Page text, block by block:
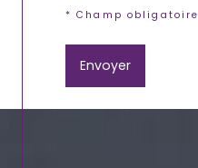
* Champ obligatoire
Envoyer